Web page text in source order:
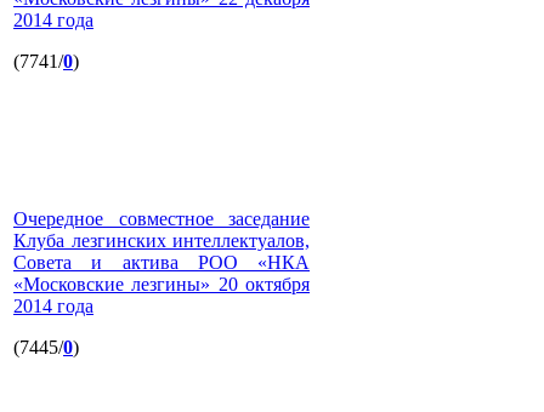
2014 года
(7741/0)
Очередное совместное заседание
Клуба лезгинских интеллектуалов,
Совета и актива РОО «НКА
«Московские лезгины» 20 октября
2014 года
(7445/0)